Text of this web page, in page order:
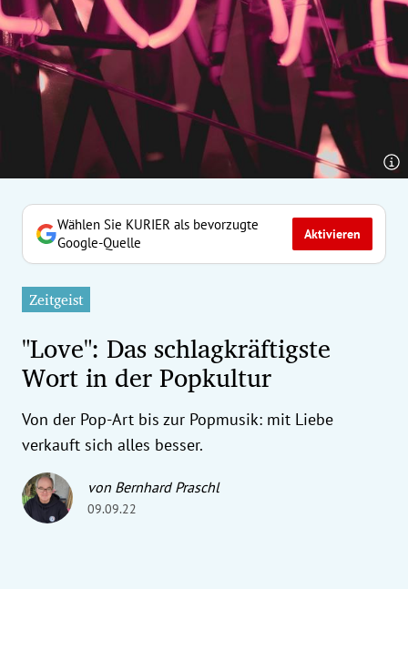
Untermenü
Untermenü
Untermenü
Untermenü
Untermenü
Untermenü
Untermenü
Untermenü
Untermenü
Wählen Sie KURIER als bevorzugte
Google-Quelle
Aktivieren
Zeitgeist
"Love": Das schlagkräftigste
Wort in der Popkultur
Von der Pop-Art bis zur Popmusik: mit Liebe
verkauft sich alles besser.
von Bernhard Praschl
09.09.22